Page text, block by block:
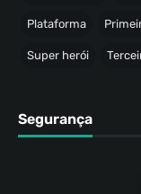
Plataforma
Super herói
Segurança